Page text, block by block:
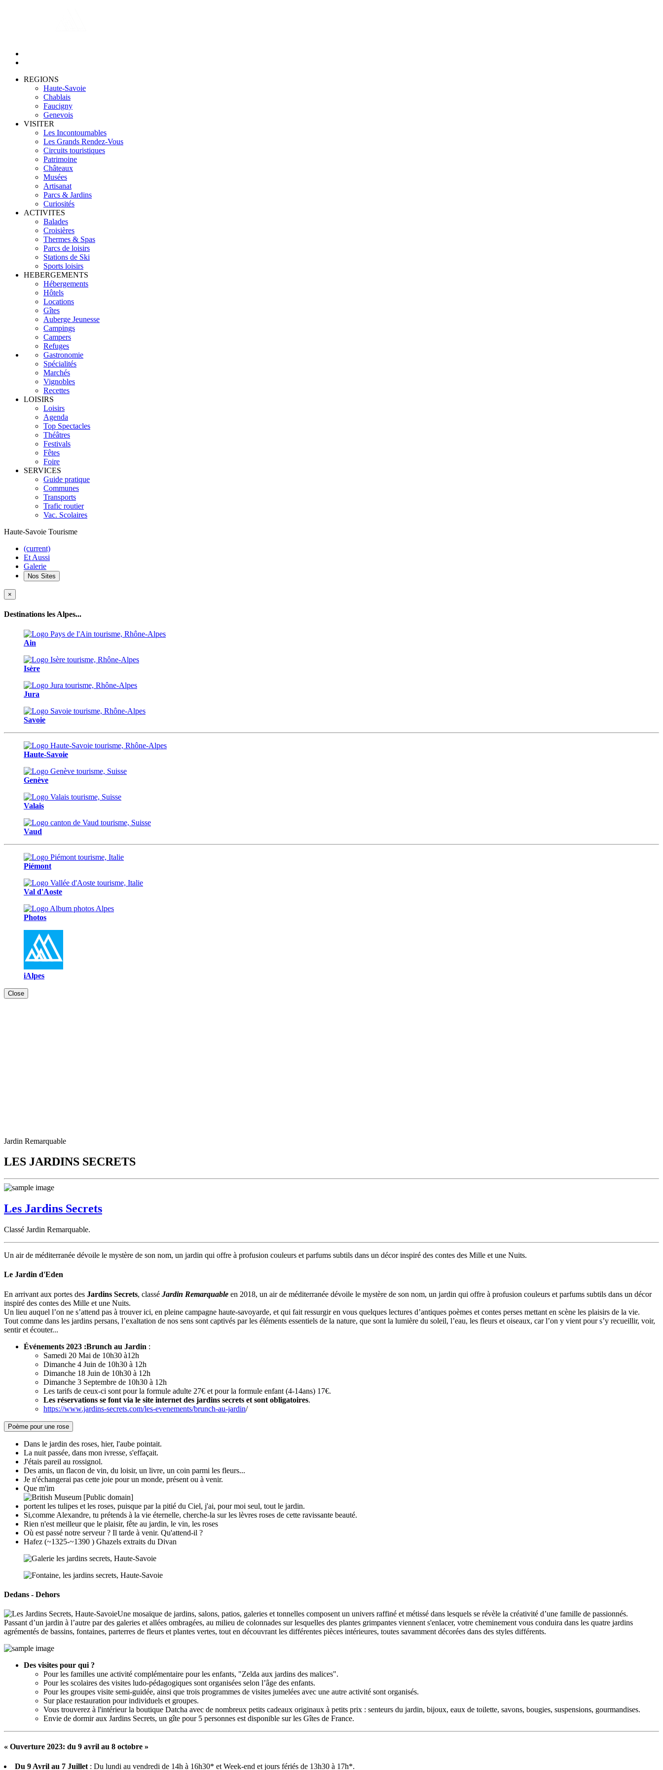
REGIONS
Haute-Savoie
Chablais
Faucigny
Genevois
VISITER
Les Incontournables
Les Grands Rendez-Vous
Circuits touristiques
Patrimoine
Châteaux
Musées
Artisanat
Parcs & Jardins
Curiosités
ACTIVITES
Balades
Croisières
Thermes & Spas
Parcs de loisirs
Stations de Ski
Sports loisirs
HEBERGEMENTS
Hébergements
Hôtels
Locations
Gîtes
Auberge Jeunesse
Campings
Campers
Refuges
Gastronomie
Spécialités
Marchés
Vignobles
Recettes
LOISIRS
Loisirs
Agenda
Top Spectacles
Théâtres
Festivals
Fêtes
Foire
SERVICES
Guide pratique
Communes
Transports
Trafic routier
Vac. Scolaires
Haute-Savoie Tourisme
(current)
Et Aussi
Galerie
Nos Sites
×
Destinations les Alpes...
Ain
Isère
Jura
Savoie
Haute-Savoie
Genève
Valais
Vaud
Piémont
Val d'Aoste
Photos
iAlpes
Close
Jardin Remarquable
LES JARDINS SECRETS
Les Jardins Secrets
Classé Jardin Remarquable.
Un air de méditerranée dévoile le mystère de son nom, un jardin qui offre à profusion couleurs et parfums subtils dans un décor inspiré des contes des Mille et une Nuits.
Le Jardin d'Eden
En arrivant aux portes des Jardins Secrets, classé Jardin Remarquable en 2018, un air de méditerranée dévoile le mystère de son nom, un jardin qui offre à profusion couleurs et parfums subtils dans un décor
inspiré des contes des Mille et une Nuits.
Un lieu auquel l’on ne s’attend pas à trouver ici, en pleine campagne haute-savoyarde, et qui fait ressurgir en vous quelques lectures d’antiques poèmes et contes perses mettant en scène les plaisirs de la vie.
Tout comme dans les jardins persans, l’exaltation de nos sens sont captivés par les éléments essentiels de la nature, que sont la lumière du soleil, l’eau, les fleurs et oiseaux, car l’on y vient pour s’y recueillir, voir,
sentir et écouter...
Événements 2023 :Brunch au Jardin :
Samedi 20 Mai de 10h30 à12h
Dimanche 4 Juin de 10h30 à 12h
Dimanche 18 Juin de 10h30 à 12h
Dimanche 3 Septembre de 10h30 à 12h
Les tarifs de ceux-ci sont pour la formule adulte 27€ et pour la formule enfant (4-14ans) 17€.
Les réservations se font via le site internet des jardins secrets et sont obligatoires.
https://www.jardins-secrets.com/les-evenements/brunch-au-jardin/
Poème pour une rose
Dans le jardin des roses, hier, l'aube pointait.
La nuit passée, dans mon ivresse, s'effaçait.
J'étais pareil au rossignol.
Des amis, un flacon de vin, du loisir, un livre, un coin parmi les fleurs...
Je n'échangerai pas cette joie pour un monde, présent ou à venir.
Que m'im
portent les tulipes et les roses, puisque par la pitié du Ciel, j'ai, pour moi seul, tout le jardin.
Si,comme Alexandre, tu prétends à la vie éternelle, cherche-la sur les lèvres roses de cette ravissante beauté.
Rien n'est meilleur que le plaisir, fête au jardin, le vin, les roses
Où est passé notre serveur ? Il tarde à venir. Qu'attend-il ?
Hafez (~1325-~1390 ) Ghazels extraits du Divan
Dedans - Dehors
Une mosaïque de jardins, salons, patios, galeries et tonnelles composent un univers raffiné et métissé dans lesquels se révèle la créativité d’une famille de passionnés.
Passant d’un jardin à l’autre par des galeries et allées ombragées, au milieu de colonnades sur lesquelles des plantes grimpantes viennent s'enlacer, votre cheminement vous conduira dans les quatre jardins
agrémentés de bassins, fontaines, parterres de fleurs et plantes vertes, tout en découvrant les différentes pièces intérieures, toutes savamment décorées dans des styles différents.
Des visites pour qui ?
Pour les familles une activité complémentaire pour les enfants, "Zelda aux jardins des malices".
Pour les scolaires des visites ludo-pédagogiques sont organisées selon l’âge des enfants.
Pour les groupes visite semi-guidée, ainsi que trois programmes de visites jumelées avec une autre activité sont organisés.
Sur place restauration pour individuels et groupes.
Vous trouverez à l'intérieur la boutique Datcha avec de nombreux petits cadeaux originaux à petits prix : senteurs du jardin, bijoux, eaux de toilette, savons, bougies, suspensions, gourmandises.
Envie de dormir aux Jardins Secrets, un gîte pour 5 personnes est disponible sur les Gîtes de France.
« Ouverture 2023: du 9 avril au 8 octobre »
Du 9 Avril au 7 Juillet : Du lundi au vendredi de 14h à 16h30* et Week-end et jours fériés de 13h30 à 17h*.